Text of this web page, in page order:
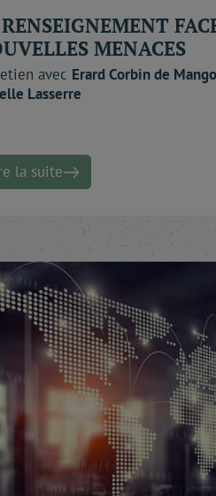
MENACES
avec ErardCorbin de
Lasserre
la suite